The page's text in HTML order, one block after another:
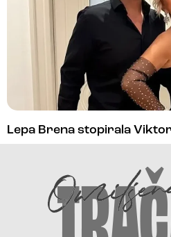
Lepa Brena stopirala